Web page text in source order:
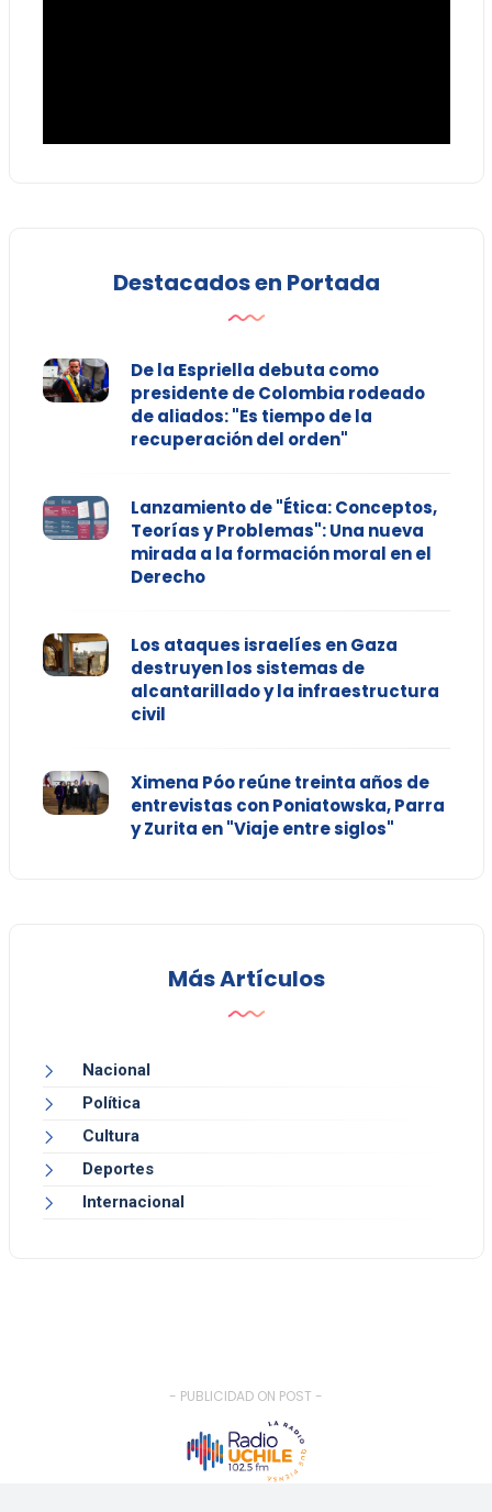
Destacados en Portada
De la Espriella debuta como
presidente de Colombia rodeado
de aliados: "Es tiempo de la
recuperación del orden"
Lanzamiento de "Ética: Conceptos,
Teorías y Problemas": Una nueva
mirada a la formación moral en el
Derecho
Los ataques israelíes en Gaza
destruyen los sistemas de
alcantarillado y la infraestructura
civil
Ximena Póo reúne treinta años de
entrevistas con Poniatowska, Parra
y Zurita en "Viaje entre siglos"
Más Artículos
Nacional
Política
Cultura
Deportes
Internacional
- PUBLICIDAD ON POST -